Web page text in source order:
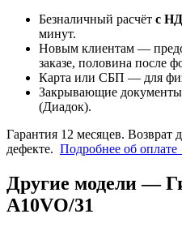
Безналичный расчёт с
минут.
Новым клиентам —
заказе, половина после
Карта или СБП — для
Закрывающие
(Диадок).
Гарантия 12 месяцев. Возврат
дефекте. Подробнее об
Другие модели —
A10VO/31